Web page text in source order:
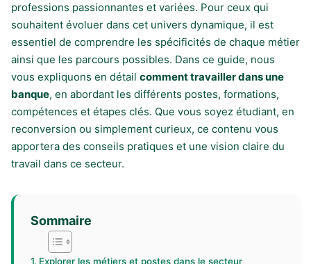
professions passionnantes et variées. Pour ceux qui
souhaitent évoluer dans cet univers dynamique, il est
essentiel de comprendre les spécificités de chaque métier
ainsi que les parcours possibles. Dans ce guide, nous
vous expliquons en détail comment travailler dans une
banque, en abordant les différents postes, formations,
compétences et étapes clés. Que vous soyez étudiant, en
reconversion ou simplement curieux, ce contenu vous
apportera des conseils pratiques et une vision claire du
travail dans ce secteur.
Sommaire
Explorer les métiers et postes dans le secteur